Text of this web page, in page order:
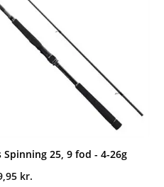
Spinning 25, 9 fod - 4-26g
kr.